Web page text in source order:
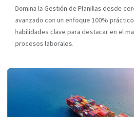
Domina la Gestión de Planillas desde
avanzado con un enfoque 100%
habilidades clave para destacar en el
procesos laborales.